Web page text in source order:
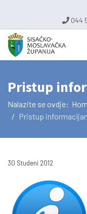
044
Pristup
Nalazite se ovdje:
Pristup
30 Studeni 2012